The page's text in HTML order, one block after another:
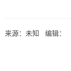
来源：未知 编辑：